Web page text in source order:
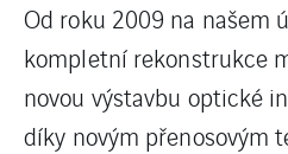
Od roku 2009 na našem
kompletní rekonstrukce
novou výstavbu optické
díky novým přenosovým